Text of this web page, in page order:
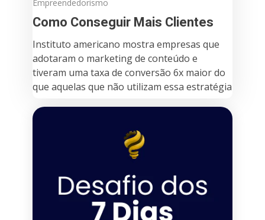
Empreendedorismo
Como Conseguir Mais Clientes
Instituto americano mostra empresas que
adotaram o marketing de conteúdo e
tiveram uma taxa de conversão 6x maior do
que aquelas que não utilizam essa estratégia